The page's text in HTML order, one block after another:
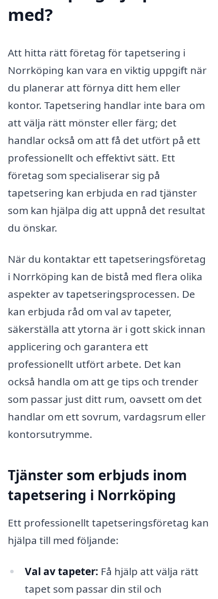
med?
Att hitta rätt företag för tapetsering i
Norrköping kan vara en viktig uppgift när
du planerar att förnya ditt hem eller
kontor. Tapetsering handlar inte bara om
att välja rätt mönster eller färg; det
handlar också om att få det utfört på ett
professionellt och effektivt sätt. Ett
företag som specialiserar sig på
tapetsering kan erbjuda en rad tjänster
som kan hjälpa dig att uppnå det resultat
du önskar.
När du kontaktar ett tapetseringsföretag
i Norrköping kan de bistå med flera olika
aspekter av tapetseringsprocessen. De
kan erbjuda råd om val av tapeter,
säkerställa att ytorna är i gott skick innan
applicering och garantera ett
professionellt utfört arbete. Det kan
också handla om att ge tips och trender
som passar just ditt rum, oavsett om det
handlar om ett sovrum, vardagsrum eller
kontorsutrymme.
Tjänster som erbjuds inom
tapetsering i Norrköping
Ett professionellt tapetseringsföretag kan
hjälpa till med följande:
Val av tapeter: Få hjälp att välja rätt
tapet som passar din stil och